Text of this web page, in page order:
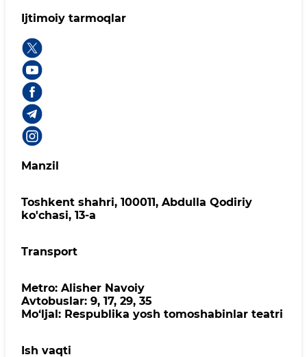
Ijtimoiy tarmoqlar
Manzil
Toshkent shahri, 100011, Abdulla Qodiriy
ko'chasi, 13-a
Transport
Metro: Alisher Navoiy
Avtobuslar: 9, 17, 29, 35
Mo‘ljal: Respublika yosh tomoshabinlar teatri
Ish vaqti